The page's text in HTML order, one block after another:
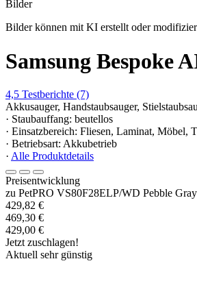
Bilder
Bilder können mit KI erstellt oder
Samsung Bespoke
4,5 Testberichte (7)
Akkusauger, Handstaubsauger,
· Staubauffang: beutellos
· Einsatzbereich: Fliesen, Laminat, Möbel,
· Betriebsart: Akkubetrieb
· Alle Produktdetails
Preisentwicklung
zu PetPRO VS80F28ELP/WD Pebble Gray
429,82 €
469,30 €
429,00 €
Jetzt zuschlagen!
Aktuell sehr günstig